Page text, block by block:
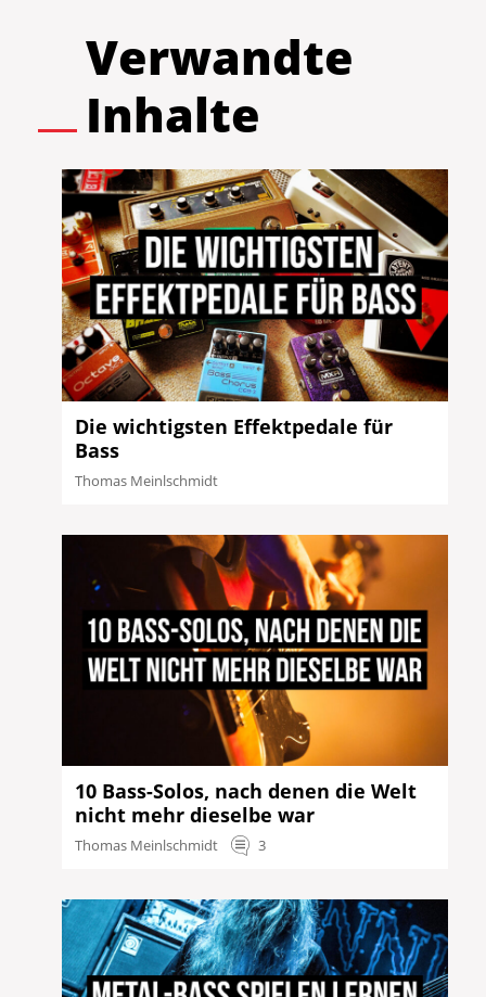
Verwandte
Inhalte
Die wichtigsten Effektpedale für
Bass
Thomas Meinlschmidt
10 Bass-Solos, nach denen die Welt
nicht mehr dieselbe war
Thomas Meinlschmidt 3